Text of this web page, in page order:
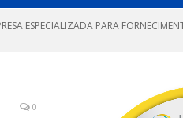
ESPECIALIZADA PARA
0